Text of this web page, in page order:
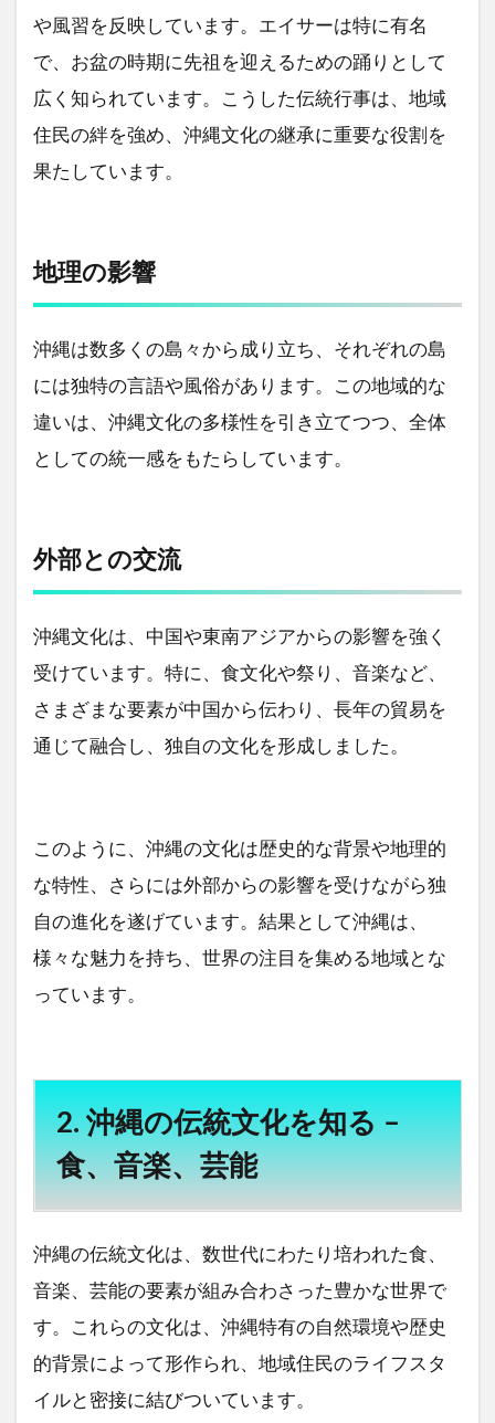
や風習を反映しています。エイサーは特に有名
で、お盆の時期に先祖を迎えるための踊りとして
広く知られています。こうした伝統行事は、地域
住民の絆を強め、沖縄文化の継承に重要な役割を
果たしています。
地理の影響
沖縄は数多くの島々から成り立ち、それぞれの島
には独特の言語や風俗があります。この地域的な
違いは、沖縄文化の多様性を引き立てつつ、全体
としての統一感をもたらしています。
外部との交流
沖縄文化は、中国や東南アジアからの影響を強く
受けています。特に、食文化や祭り、音楽など、
さまざまな要素が中国から伝わり、長年の貿易を
通じて融合し、独自の文化を形成しました。
このように、沖縄の文化は歴史的な背景や地理的
な特性、さらには外部からの影響を受けながら独
自の進化を遂げています。結果として沖縄は、
様々な魅力を持ち、世界の注目を集める地域とな
っています。
2. 沖縄の伝統文化を知る –
食、音楽、芸能
沖縄の伝統文化は、数世代にわたり培われた食、
音楽、芸能の要素が組み合わさった豊かな世界で
す。これらの文化は、沖縄特有の自然環境や歴史
的背景によって形作られ、地域住民のライフスタ
イルと密接に結びついています。